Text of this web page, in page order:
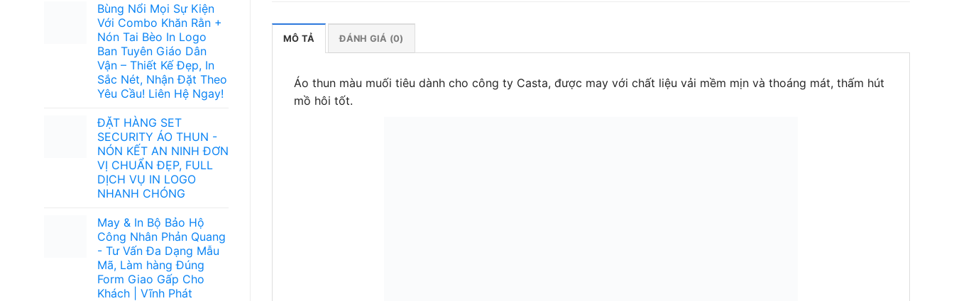
Bùng Nổi Mọi Sự Kiện
Với Combo Khăn Rằn +
Nón Tai Bèo In Logo
Ban Tuyên Giáo Dân
Vận – Thiết Kế Đẹp, In
Sắc Nét, Nhận Đặt Theo
Yêu Cầu! Liên Hệ Ngay!
ĐẶT HÀNG SET
SECURITY ÁO THUN -
NÓN KẾT AN NINH ĐƠN
VỊ CHUẨN ĐẸP, FULL
DỊCH VỤ IN LOGO
NHANH CHÓNG
May & In Bộ Bảo Hộ
Công Nhân Phản Quang
- Tư Vấn Đa Dạng Mẫu
Mã, Làm hàng Đúng
Form Giao Gấp Cho
Khách | Vĩnh Phát
MÔ TẢ ĐÁNH GIÁ (0)
Áo thun màu muối tiêu dành cho công ty Casta, được may với chất liệu vải mềm mịn và thoáng mát, thấm hút
mồ hôi tốt.